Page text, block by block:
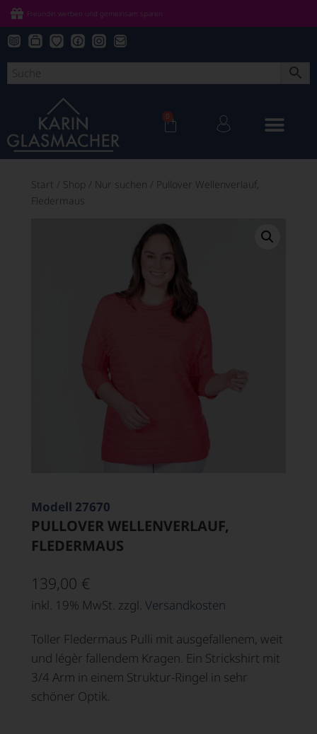
Freundin werben und gemeinsam sparen
0
Start / Shop / Nur suchen / Pullover Wellenverlauf,
Fledermaus
Modell 27670
PULLOVER WELLENVERLAUF,
FLEDERMAUS
139,00 €
inkl. 19% MwSt. zzgl. Versandkosten
Toller Fledermaus Pulli mit ausgefallenem, weit
und légèr fallendem Kragen. Ein Strickshirt mit
3/4 Arm in einem Struktur-Ringel in sehr
schöner Optik.